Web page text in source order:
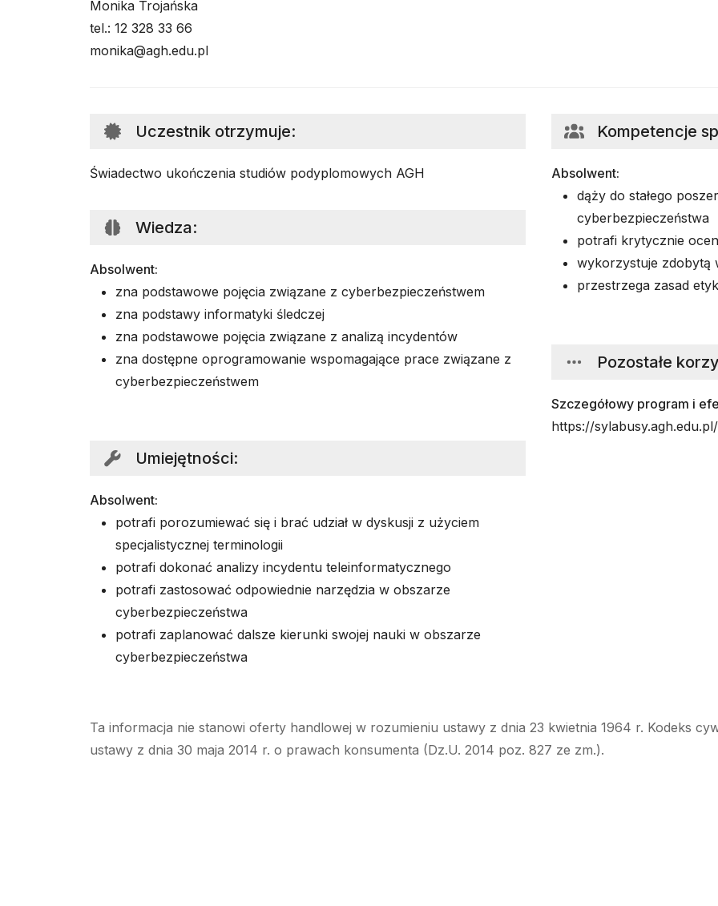
Monika Trojańska
tel.: 12 328 33 66
monika@agh.edu.pl
Uczestnik otrzymuje:
Świadectwo ukończenia studiów podyplomowych AGH
Wiedza:
Absolwent:
zna podstawowe pojęcia związane z cyberbezpieczeństwem
zna podstawy informatyki śledczej
zna podstawowe pojęcia związane z analizą incydentów
zna dostępne oprogramowanie wspomagające prace związane z
cyberbezpieczeństwem
Umiejętności:
Absolwent:
potrafi porozumiewać się i brać udział w dyskusji z użyciem
specjalistycznej terminologii
potrafi dokonać analizy incydentu teleinformatycznego
potrafi zastosować odpowiednie narzędzia w obszarze
cyberbezpieczeństwa
potrafi zaplanować dalsze kierunki swojej nauki w obszarze
cyberbezpieczeństwa
Kompetencje
Absolwent:
dąży do stałego
cyberbezpieczeństwa
potrafi krytycznie
wykorzystuje zdobytą
przestrzega zasad
Pozostałe
Szczegółowy program i
https://
Ta informacja nie stanowi oferty handlowej w rozumieniu ustawy z dnia 23 kwietnia 1964 r. Kodeks
ustawy z dnia 30 maja 2014 r. o prawach konsumenta (Dz.U. 2014 poz. 827 ze zm.).